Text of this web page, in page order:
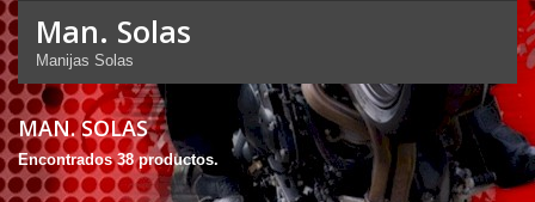
Man. Solas
Manijas Solas
MAN. SOLAS
Encontrados 38 productos.